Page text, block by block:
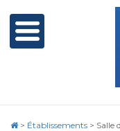
> Établissements > Salle